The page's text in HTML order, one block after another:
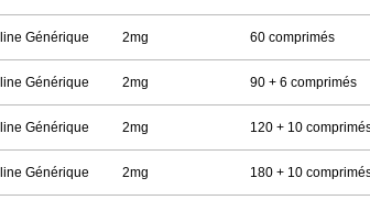
Générique 2mg 60 comprimés
Générique 2mg 90 + 6 comprimés
Générique 2mg 120 + 10
Générique 2mg 180 + 10